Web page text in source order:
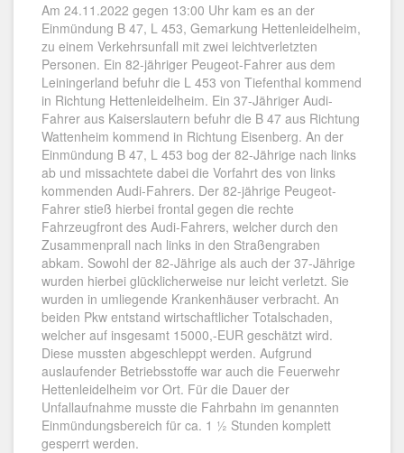
Am 24.11.2022 gegen 13:00 Uhr kam es an der
Einmündung B 47, L 453, Gemarkung Hettenleidelheim,
zu einem Verkehrsunfall mit zwei leichtverletzten
Personen. Ein 82-jähriger Peugeot-Fahrer aus dem
Leiningerland befuhr die L 453 von Tiefenthal kommend
in Richtung Hettenleidelheim. Ein 37-Jähriger Audi-
Fahrer aus Kaiserslautern befuhr die B 47 aus Richtung
Wattenheim kommend in Richtung Eisenberg. An der
Einmündung B 47, L 453 bog der 82-Jährige nach links
ab und missachtete dabei die Vorfahrt des von links
kommenden Audi-Fahrers. Der 82-jährige Peugeot-
Fahrer stieß hierbei frontal gegen die rechte
Fahrzeugfront des Audi-Fahrers, welcher durch den
Zusammenprall nach links in den Straßengraben
abkam. Sowohl der 82-Jährige als auch der 37-Jährige
wurden hierbei glücklicherweise nur leicht verletzt. Sie
wurden in umliegende Krankenhäuser verbracht. An
beiden Pkw entstand wirtschaftlicher Totalschaden,
welcher auf insgesamt 15000,-EUR geschätzt wird.
Diese mussten abgeschleppt werden. Aufgrund
auslaufender Betriebsstoffe war auch die Feuerwehr
Hettenleidelheim vor Ort. Für die Dauer der
Unfallaufnahme musste die Fahrbahn im genannten
Einmündungsbereich für ca. 1 ½ Stunden komplett
gesperrt werden.